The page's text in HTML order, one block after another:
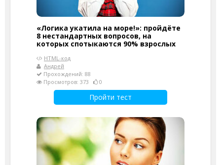
«Логика укатила на море!»: пройдёте
8 нестандартных вопросов, на
которых спотыкаются 90% взрослых
HTML-код
Андрей
Прохождений: 88
Просмотров: 373
0
Пройти тест